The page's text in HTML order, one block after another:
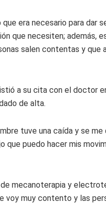
era necesario para dar
que necesiten; además,
salen contentas y que
a su cita con el doctor
de alta.
tuve una caída y se me
que puedo hacer mis
mecanoterapia y
voy muy contento y las